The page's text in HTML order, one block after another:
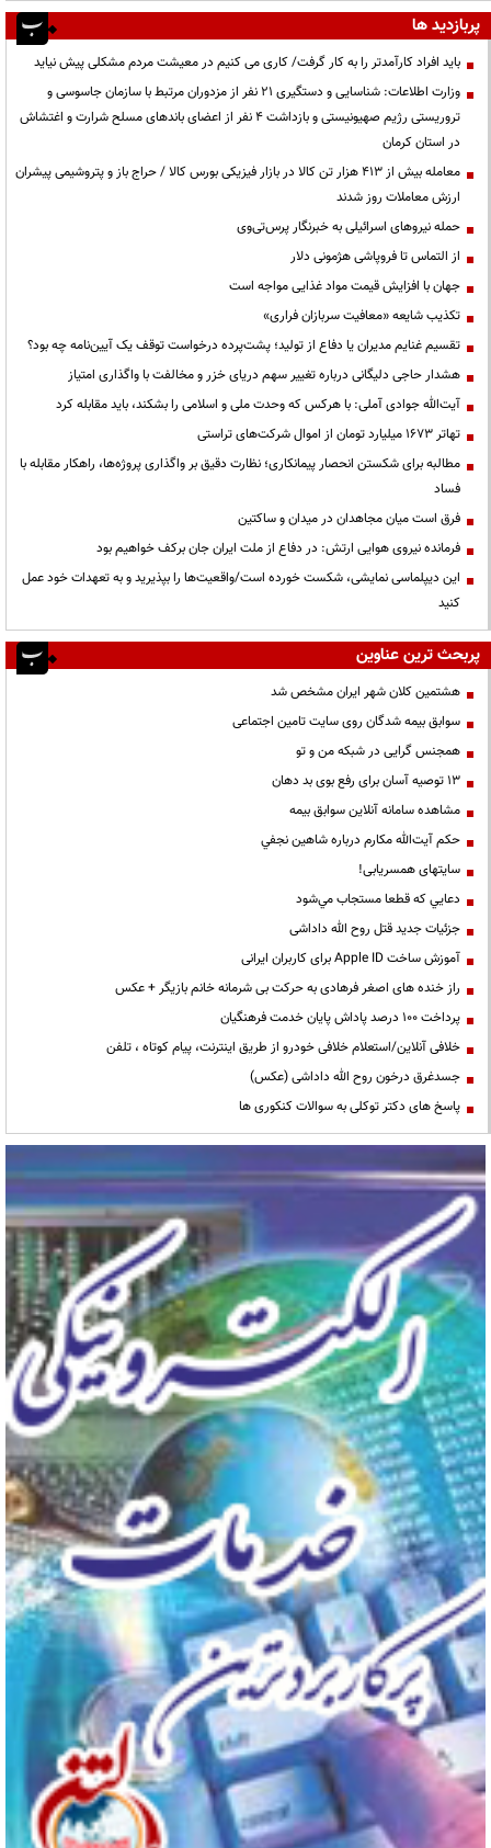
پربازدید ها
باید افراد کارآمدتر را به کار گرفت/ کاری می کنیم در معیشت مردم مشکلی پیش نیاید
وزارت اطلاعات: شناسایی و دستگیری ۲۱ نفر از مزدوران مرتبط با سازمان جاسوسی و
تروریستی رژیم صهیونیستی و بازداشت ۴ نفر از اعضای باندهای مسلح شرارت و اغتشاش
در استان کرمان
معامله بیش از ۴۱۳ هزار تن کالا در بازار فیزیکی بورس کالا / حراج باز و پتروشیمی پیشران
ارزش معاملات روز شدند
حمله نیروهای اسرائیلی به خبرنگار پرس‌تی‌وی
از التماس تا فروپاشی هژمونی دلار
جهان با افزایش قیمت مواد غذایی مواجه است
تکذیب شایعه «معافیت سربازان فراری»
تقسیم غنایم مدیران یا دفاع از تولید؛ پشت‌پرده درخواست توقف یک آیین‌نامه چه بود؟
هشدار حاجی دلیگانی درباره تغییر سهم دریای خزر و مخالفت با واگذاری امتیاز
آیت‌الله جوادی آملی: با هرکس که وحدت ملی و اسلامی را بشکند، باید مقابله کرد
تهاتر ۱۶۷۳ میلیارد تومان از اموال شرکت‌های تراستی
مطالبه برای شکستن انحصار پیمانکاری؛ نظارت دقیق بر واگذاری پروژه‌ها، راهکار مقابله با
فساد
فرق است میان مجاهدان در میدان و ساکتین
فرمانده نیروی هوایی ارتش: در دفاع از ملت ایران جان برکف خواهیم بود
این دیپلماسی نمایشی، شکست خورده است/واقعیت‌ها را بپذیرید و به تعهدات خود عمل
کنید
پربحث ترین عناوین
هشتمین کلان شهر ایران مشخص شد
سوابق بیمه شدگان روی سایت تامین اجتماعی
همجنس گرایی در شبکه من و تو
13 توصیه آسان برای رفع بوی بد دهان
مشاهده سامانه آنلاين سوابق بیمه
حكم آيت‌الله مكارم درباره شاهين نجفي
سایتهای همسریابی!
دعايي كه قطعا مستجاب مي‌شود
جزئیات جدید قتل روح الله داداشی
آموزش ساخت Apple ID برای کاربران ایرانی
راز خنده های اصغر فرهادی به حرکت بی شرمانه خانم بازیگر + عکس
پرداخت ۱۰۰ درصد پاداش پایان خدمت فرهنگیان
خلافی آنلاین/استعلام خلافی خودرو از طریق اینترنت، پیام کوتاه ، تلفن
جسدغرق درخون روح الله داداشی (عکس)
پاسخ های دکتر توکلی به سوالات کنکوری ها